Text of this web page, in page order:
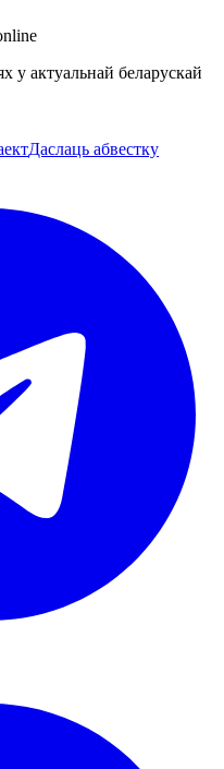
у актуальнай беларускай
Даслаць абвестку